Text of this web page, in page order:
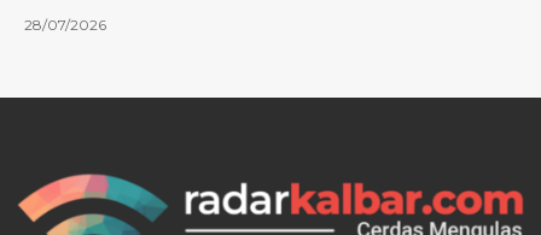
28/07/2026